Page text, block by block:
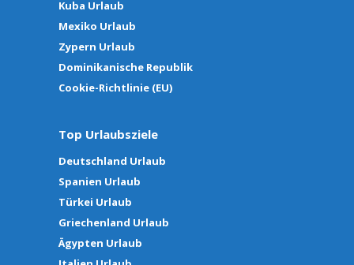
Kuba Urlaub
Mexiko Urlaub
Zypern Urlaub
Dominikanische Republik
Cookie-Richtlinie (EU)
Top Urlaubsziele
Deutschland Urlaub
Spanien Urlaub
Türkei Urlaub
Griechenland Urlaub
Ägypten Urlaub